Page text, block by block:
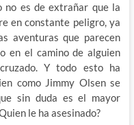
no es de extrañar que la
en constante peligro, ya
aventuras que parecen
en el camino de alguien
Y todo esto ha
como Jimmy Olsen se
sin duda es el mayor
le ha asesinado?